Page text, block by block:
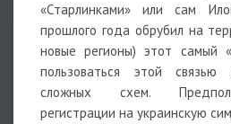
«Старлинками» или сам
прошлого года обрубил на
новые регионы) этот самый
пользоваться этой
сложных схем.
регистрации на украинскую